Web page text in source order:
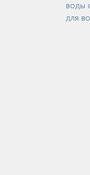
воды
для